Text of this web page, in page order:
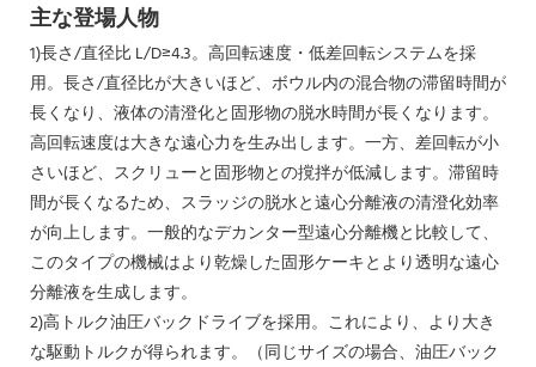
主な登場人物
1)長さ/直径比 L/D≥4.3。高回転速度・低差回転システムを採
用。長さ/直径比が大きいほど、ボウル内の混合物の滞留時間が
長くなり、液体の清澄化と固形物の脱水時間が長くなります。
高回転速度は大きな遠心力を生み出します。一方、差回転が小
さいほど、スクリューと固形物との撹拌が低減し​​ます。滞留時
間が長くなるため、スラッジの脱水と遠心分離液の清澄化効率
が向上します。一般的なデカンター型遠心分離機と比較して、
このタイプの機械はより乾燥した固形ケーキとより透明な遠心
分離液を生成します。
2)高トルク油圧バックドライブを採用。これにより、より大き
な駆動トルクが得られます。（同じサイズの場合、油圧バック